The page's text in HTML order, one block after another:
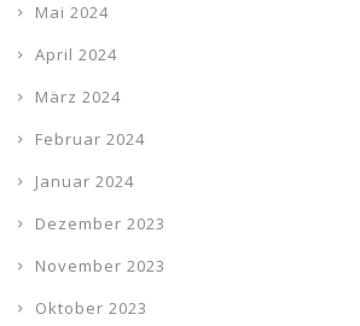
Mai 2024
April 2024
März 2024
Februar 2024
Januar 2024
Dezember 2023
November 2023
Oktober 2023